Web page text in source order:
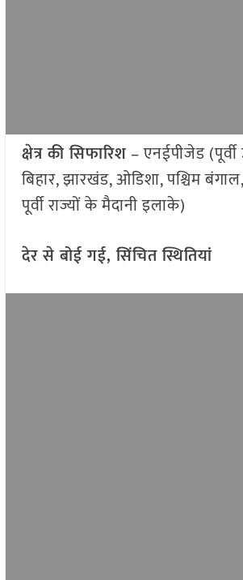
क्षेत्र की सिफारिश – एनईपीजेड (पूर्वी
बिहार, झारखंड, ओडिशा, पश्चिम
पूर्वी राज्यों के मैदानी इलाके)
देर से बोई गई, सिंचित स्थितियां